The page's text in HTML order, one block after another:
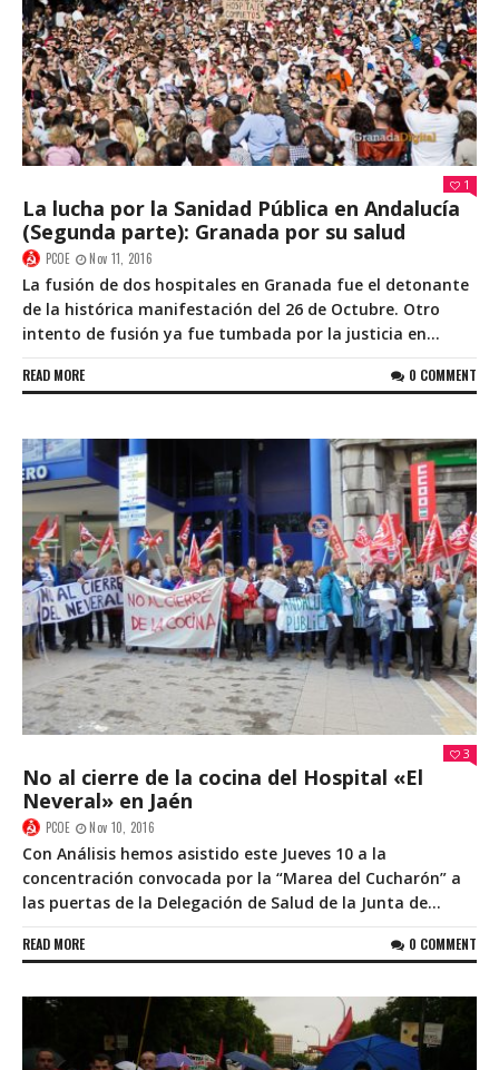
1
La lucha por la Sanidad Pública en Andalucía
(Segunda parte): Granada por su salud
PCOE Nov 11, 2016
La fusión de dos hospitales en Granada fue el detonante
de la histórica manifestación del 26 de Octubre. Otro
intento de fusión ya fue tumbada por la justicia en...
READ MORE 0 COMMENT
3
No al cierre de la cocina del Hospital «El
Neveral» en Jaén
PCOE Nov 10, 2016
Con Análisis hemos asistido este Jueves 10 a la
concentración convocada por la “Marea del Cucharón” a
las puertas de la Delegación de Salud de la Junta de...
READ MORE 0 COMMENT